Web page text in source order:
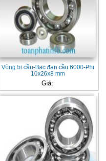
Vòng bi cầu-Bạc đạn cầu 6000-Phi
10x26x8 mm
Giá: